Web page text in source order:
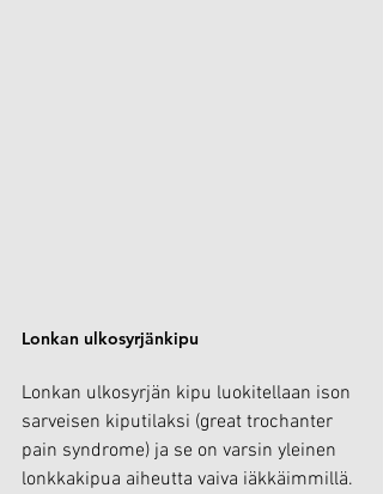
Lonkan ulkosyrjänkipu
Lonkan ulkosyrjän kipu luokitellaan ison
sarveisen kiputilaksi (great trochanter
pain syndrome) ja se on varsin yleinen
lonkkakipua aiheutta vaiva iäkkäimmillä.